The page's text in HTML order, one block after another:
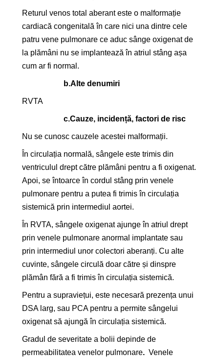
Returul venos total aberant este o malformație
cardiacă congenitală în care nici una dintre cele
patru vene pulmonare ce aduc sânge oxigenat de
la plămâni nu se implantează în atriul stâng așa
cum ar fi normal.
b.Alte denumiri
RVTA
c.Cauze, incidență, factori de risc
Nu se cunosc cauzele acestei malformații.
În circulația normală, sângele este trimis din
ventriculul drept către plămâni pentru a fi oxigenat.
Apoi, se întoarce în cordul stâng prin venele
pulmonare pentru a putea fi trimis în circulația
sistemică prin intermediul aortei.
În RVTA, sângele oxigenat ajunge în atriul drept
prin venele pulmonare anormal implantate sau
prin intermediul unor colectori aberanți. Cu alte
cuvinte, sângele circulă doar către și dinspre
plămân fără a fi trimis în circulația sistemică.
Pentru a supraviețui, este necesară prezența unui
DSA larg, sau PCA pentru a permite sângelui
oxigenat să ajungă în circulația sistemică.
Gradul de severitate a bolii depinde de
permeabilitatea venelor pulmonare. Venele